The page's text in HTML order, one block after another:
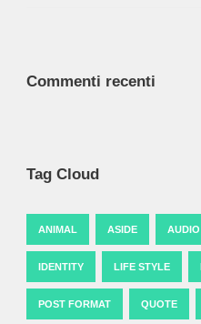
Commenti recenti
Tag Cloud
ANIMAL ASIDE AUDIO
IDENTITY LIFE STYLE
POST FORMAT QUOTE